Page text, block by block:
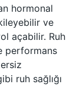
hormonal
ve
açabilir. Ruh
performans
ruh sağlığı